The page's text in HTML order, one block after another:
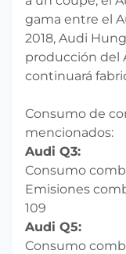
gama entre el
2018, Audi
producción del
continuará
Consumo de
mencionados:
Audi Q3:
Consumo
Emisiones
109
Audi Q5:
Consumo